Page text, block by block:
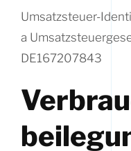
Umsatzsteuer-
a
DE167207843